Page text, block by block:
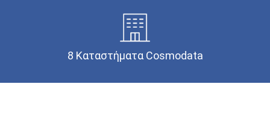
8 Καταστήματα Cosmodata